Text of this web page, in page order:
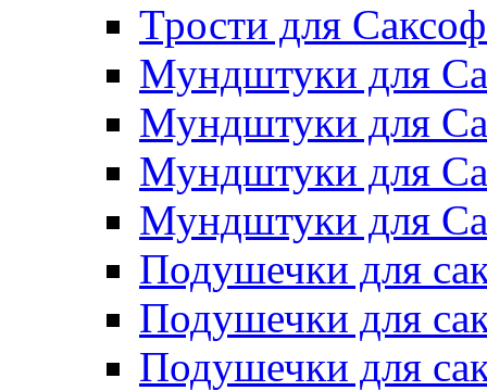
Трости для
Мундштуки для
Мундштуки для
Мундштуки для
Мундштуки для
Подушечки для
Подушечки для
Подушечки для